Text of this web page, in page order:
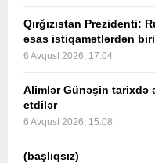
Qırğızıstan Prezidenti:
əsas istiqamətlərdən
6 Avqust 2026, 17:04
Alimlər Günəşin tarixdə
etdilər
6 Avqust 2026, 15:08
(başlıqsız)